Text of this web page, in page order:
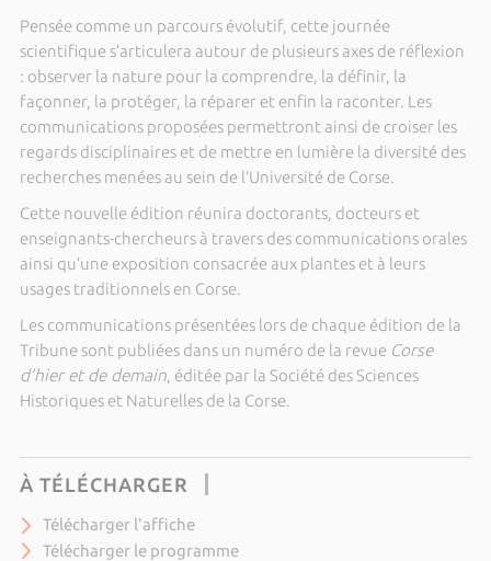
Pensée comme un parcours évolutif, cette journée
scientifique s’articulera autour de plusieurs axes de réflexion
: observer la nature pour la comprendre, la définir, la
façonner, la protéger, la réparer et enfin la raconter. Les
communications proposées permettront ainsi de croiser les
regards disciplinaires et de mettre en lumière la diversité des
recherches menées au sein de l’Université de Corse.
Cette nouvelle édition réunira doctorants, docteurs et
enseignants-chercheurs à travers des communications orales
ainsi qu’une exposition consacrée aux plantes et à leurs
usages traditionnels en Corse.
Les communications présentées lors de chaque édition de la
Tribune sont publiées dans un numéro de la revue Corse
d’hier et de demain, éditée par la Société des Sciences
Historiques et Naturelles de la Corse.
À TÉLÉCHARGER
Télécharger l'affiche
Télécharger le programme